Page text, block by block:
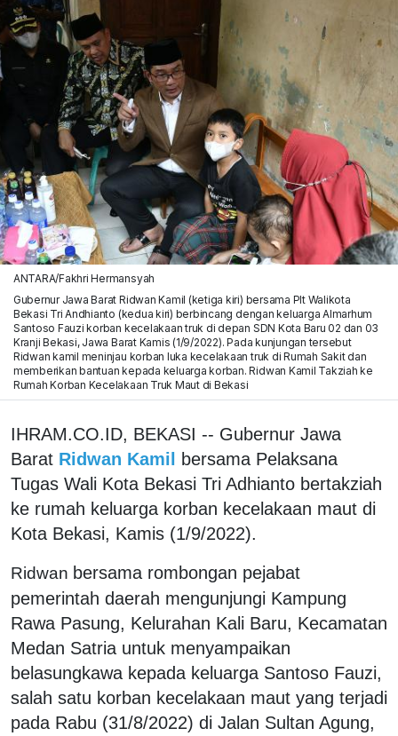
ANTARA/Fakhri Hermansyah
Gubernur Jawa Barat Ridwan Kamil (ketiga kiri) bersama Plt Walikota
Bekasi Tri Andhianto (kedua kiri) berbincang dengan keluarga Almarhum
Santoso Fauzi korban kecelakaan truk di depan SDN Kota Baru 02 dan 03
Kranji Bekasi, Jawa Barat Kamis (1/9/2022). Pada kunjungan tersebut
Ridwan kamil meninjau korban luka kecelakaan truk di Rumah Sakit dan
memberikan bantuan kepada keluarga korban. Ridwan Kamil Takziah ke
Rumah Korban Kecelakaan Truk Maut di Bekasi
IHRAM.CO.ID, BEKASI -- Gubernur Jawa
Barat Ridwan Kamil
bersama Pelaksana
Tugas Wali Kota Bekasi Tri Adhianto bertakziah
ke rumah keluarga korban kecelakaan maut di
Kota Bekasi, Kamis (1/9/2022).
Ridwan bersama rombongan pejabat
pemerintah daerah mengunjungi Kampung
Rawa Pasung, Kelurahan Kali Baru, Kecamatan
Medan Satria untuk menyampaikan
belasungkawa kepada keluarga Santoso Fauzi,
salah satu korban kecelakaan maut yang terjadi
pada Rabu (31/8/2022) di Jalan Sultan Agung,